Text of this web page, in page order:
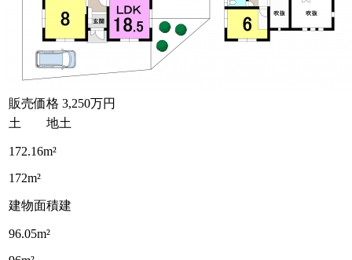
販売価格 3,250万円
土 地土
172.16m²
172m²
建物面積建
96.05m²